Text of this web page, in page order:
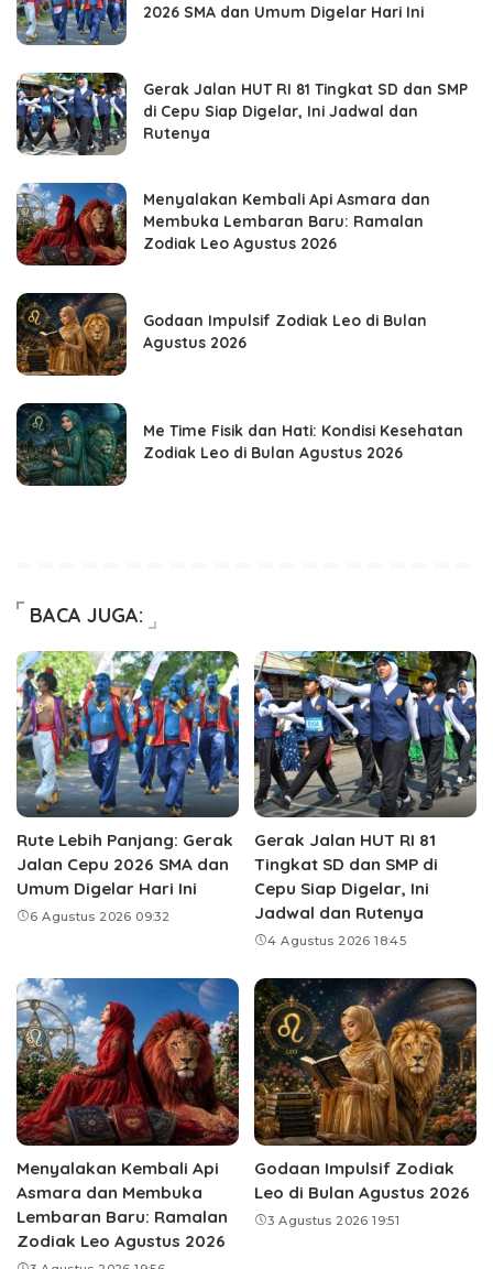
2026 SMA dan Umum Digelar Hari Ini
Gerak Jalan HUT RI 81 Tingkat SD dan SMP
di Cepu Siap Digelar, Ini Jadwal dan
Rutenya
Menyalakan Kembali Api Asmara dan
Membuka Lembaran Baru: Ramalan
Zodiak Leo Agustus 2026
Godaan Impulsif Zodiak Leo di Bulan
Agustus 2026
Me Time Fisik dan Hati: Kondisi Kesehatan
Zodiak Leo di Bulan Agustus 2026
BACA JUGA:
Rute Lebih Panjang: Gerak
Jalan Cepu 2026 SMA dan
Umum Digelar Hari Ini
6 Agustus 2026 09:32
Gerak Jalan HUT RI 81
Tingkat SD dan SMP di
Cepu Siap Digelar, Ini
Jadwal dan Rutenya
4 Agustus 2026 18:45
Menyalakan Kembali Api
Asmara dan Membuka
Lembaran Baru: Ramalan
Zodiak Leo Agustus 2026
Godaan Impulsif Zodiak
Leo di Bulan Agustus 2026
3 Agustus 2026 19:51